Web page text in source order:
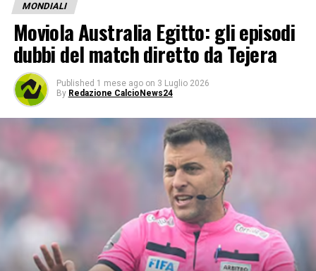
MONDIALI
Moviola Australia Egitto: gli episodi
dubbi del match diretto da Tejera
Published 1 mese ago on 3 Luglio 2026
By Redazione CalcioNews24